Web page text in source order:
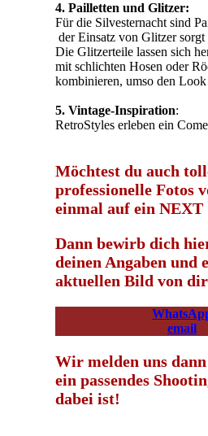
4. Pailletten und Glitzer:
Für die Silvesternacht sind
der Einsatz von Glitzer
Die Glitzerteile lassen sich
mit schlichten Hosen oder
kombinieren, umso den
5. Vintage-Inspiration:
RetroStyles erleben ein
Möchtest du auch
professionelle Fotos
einmal auf ein NEXT
Dann bewirb dich
deinen Angaben und
aktuellen Bild von
email
Wir melden uns
ein passendes
dabei ist!